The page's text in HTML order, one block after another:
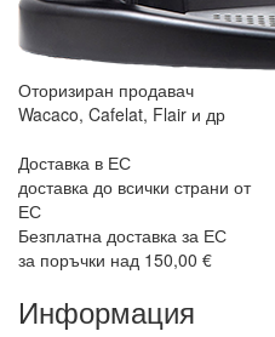
Оторизиран продавач
Wacaco, Cafelat, Flair и др
Доставка в ЕС
доставка до всички страни от
ЕС
Безплатна доставка за ЕС
за поръчки над 150,00 €
Информация